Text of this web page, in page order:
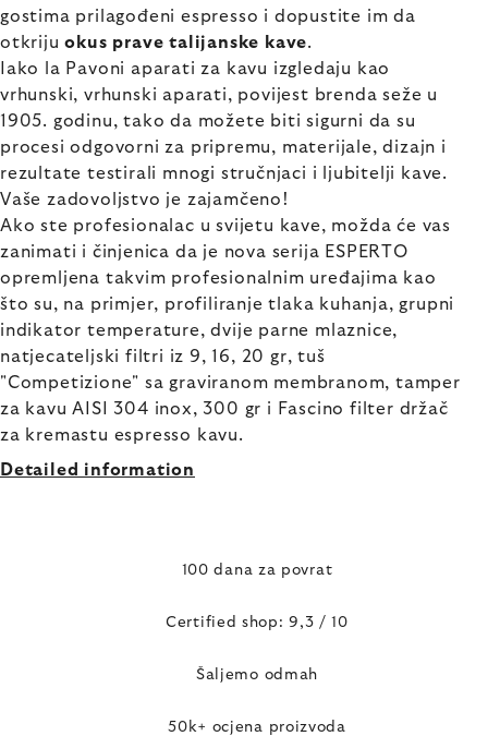
gostima prilagođeni espresso i dopustite im da
otkrijuokus prave talijanske kave.
Iako la Pavoni aparati za kavu izgledaju kao
vrhunski, vrhunski aparati, povijest brenda seže u
1905. godinu, tako da možete biti sigurni da su
procesi odgovorni za pripremu, materijale, dizajn i
rezultate testirali mnogi stručnjaci i ljubitelji kave.
Vaše zadovoljstvo je zajamčeno!
Ako ste profesionalac u svijetu kave, možda će vas
zanimati i činjenica da je nova serija ESPERTO
opremljena takvim profesionalnim uređajima kao
što su, na primjer, profiliranje tlaka kuhanja, grupni
indikator temperature, dvije parne mlaznice,
natjecateljski filtri iz 9, 16, 20 gr, tuš
"Competizione" sa graviranom membranom, tamper
za kavu AISI 304 inox, 300 gr i Fascino filter držač
za kremastu espresso kavu.
Detailed information
100 dana za povrat
Certified shop: 9,3 / 10
Šaljemo odmah
50k+ ocjena proizvoda